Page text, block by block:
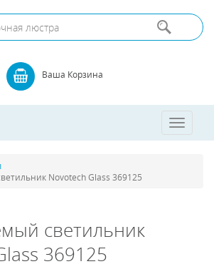
Ваша Корзина
Toggle
Novotech Glass 369125
светильник
369125